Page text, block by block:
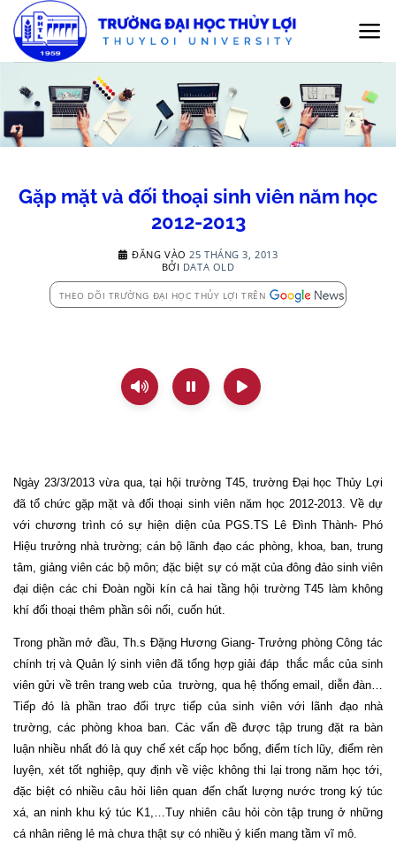
qua
nội
Gặp mặt và đối thoại sinh viên năm học
2012-2013
ĐĂNG VÀO25 THÁNG 3, 2013
BỞI DATA OLD
THEO DÕI TRƯỜNG ĐẠI HỌC THỦY LỢI TRÊN
Ngày 23/3/2013 vừa qua, tại hội trường T45, trường Đại học Thủy Lợi
đã tổ chức gặp mặt và đối thoại sinh viên năm học 2012-2013. Về dự
với chương trình có sự hiện diện của PGS.TS Lê Đình Thành- Phó
Hiệu trưởng nhà trường; cán bộ lãnh đạo các phòng, khoa, ban, trung
tâm, giảng viên các bộ môn; đặc biệt sự có mặt của đông đảo sinh viên
đại diện các chi Đoàn ngồi kín cả hai tầng hội trường T45 làm không
khí đối thoại thêm phần sôi nổi, cuốn hút.
Trong phần mở đầu, Th.s Đặng Hương Giang- Trưởng phòng Công tác
chính trị và Quản lý sinh viên đã tổng hợp giải đáp
thắc mắc của sinh
viên gửi về trên trang web của trường, qua hệ thống email, diễn đàn…
Tiếp đó là phần trao đổi trực tiếp của sinh viên với lãnh đạo nhà
trường, các phòng khoa ban. Các vấn đề được tập trung đặt ra bàn
luận nhiều nhất đó là quy chế xét cấp học bổng, điểm tích lũy, điểm rèn
luyện, xét tốt nghiệp, quy định về việc không thi lại trong năm học tới,
đặc biệt có nhiều câu hỏi liên quan đến chất lượng nước trong ký túc
xá, an ninh khu ký túc K1,…Tuy nhiên câu hỏi còn tập trung ở những
cá nhân riêng lẻ mà chưa thật sự có nhiều ý kiến mang tầm vĩ mô.